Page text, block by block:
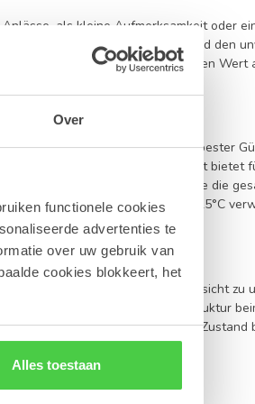
Over
functionele cookies
advertenties te
over uw gebruik van
cookies blokkeert, het
Alles toestaan
Anlässe, als kleine Aufmerksamkeit oder
durch ihre Detailverliebtheit und den
Service. Wir legen größten Wert
Kakaobutter von bester
Klassikern – unser Sortiment bietet
Kategorie
. Wenn Sie die
Pralinen. Bei Temperaturen ab 25°C
Ihnen eine transparente Übersicht zu
aufgrund ihrer feinen Struktur
dass sie in bestmöglichem Zustand